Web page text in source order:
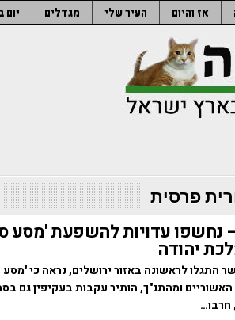
אז והיום העיר שלי מגדלים יום
פרסית
נחשפו עדויות להשפעת 'מסע
יהודה
התגלו לראשונה באזור ירושלים, נראה כי
ומהתנ"ך, הותיר עקבות בעקיפין גם
חרבו…